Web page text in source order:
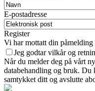
E-postadresse
Register
Vi har mottatt din påmelding
Jeg godtar vilkår og
Når du melder deg på vårt
databehandling og bruk. Du
samtykket ditt og avslutte